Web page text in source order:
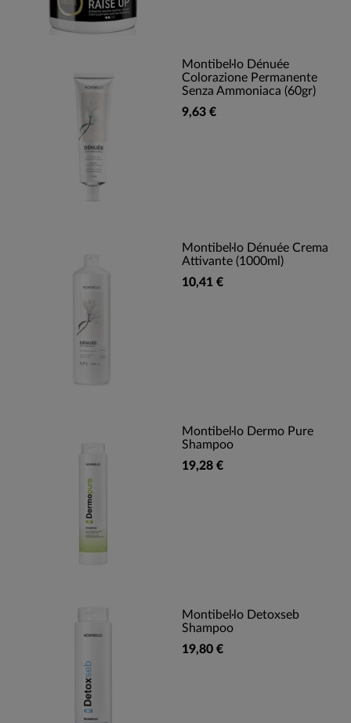
Montibel·lo Dénuée
Colorazione Permanente
Senza Ammoniaca (60gr)
9,63 €
Montibel·lo Dénuée Crema
Attivante (1000ml)
10,41 €
Montibel·lo Dermo Pure
Shampoo
19,28 €
Montibel·lo Detoxseb
Shampoo
19,80 €